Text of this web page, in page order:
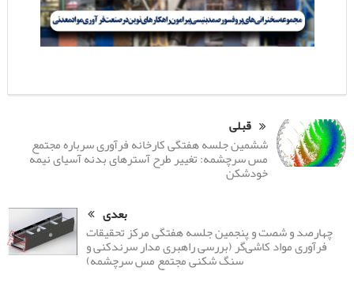
قبلی
ششمین جلسه هفتگی کارخانه فرآوری سرباره مجتمع
مس سرچشمه: تغییر طرح آسترهای بدنه آسیای نیمه
خودشکن
بعدی
چهارصد و شصت و پنجمین جلسه هفتگی مرکز تحقیقات
فرآوری مواد کاشی‌گر (بررسی راهبری مدار سرندکنی و
سنگ شکنی مجتمع مس سرچشمه)